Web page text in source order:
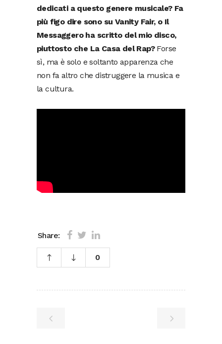
dedicati a questo genere musicale? Fa
più figo dire sono su Vanity Fair, o Il
Messaggero ha scritto del mio disco,
piuttosto che La Casa del Rap?Forse
sì, ma è solo e soltanto apparenza che
non fa altro che distruggere la musica e
la cultura.
Share:
0